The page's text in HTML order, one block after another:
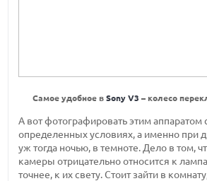
Самое удобное в Sony V3 – колесо
А вот фотографировать этим аппаратом
определенных условиях, а именно при
уж тогда ночью, в темноте. Дело в том,
камеры отрицательно относится к
точнее, к их свету. Стоит зайти в